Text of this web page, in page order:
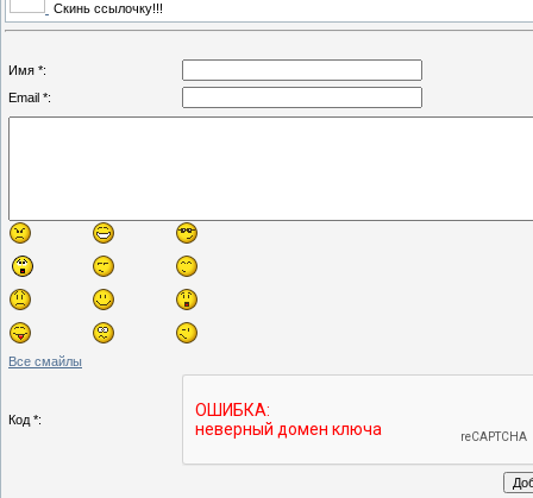
Скинь ссылочку!!!
Имя *:
Email *:
Все смайлы
Код *: